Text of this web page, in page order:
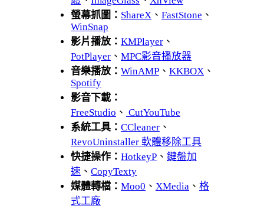
螢幕抓圖： ShareX 、 FastStone 、
WinSnap
影片播放： KMPlayer 、
PotPlayer 、 MPC影音播放器
音樂播放： WinAMP 、 KKBOX 、
Spotify
影音下載：
FreeStudio 、 CutYouTube
系統工具： CCleaner 、
RevoUninstaller 軟體移除工具
快捷操作： HotkeyP 、 鍵盤加
速 、 CopyTexty
媒體轉檔： Moo0 、 XMedia 、 格
式工廠